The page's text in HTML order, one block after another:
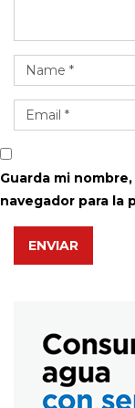
Guarda mi
navegador para la
ENVIAR